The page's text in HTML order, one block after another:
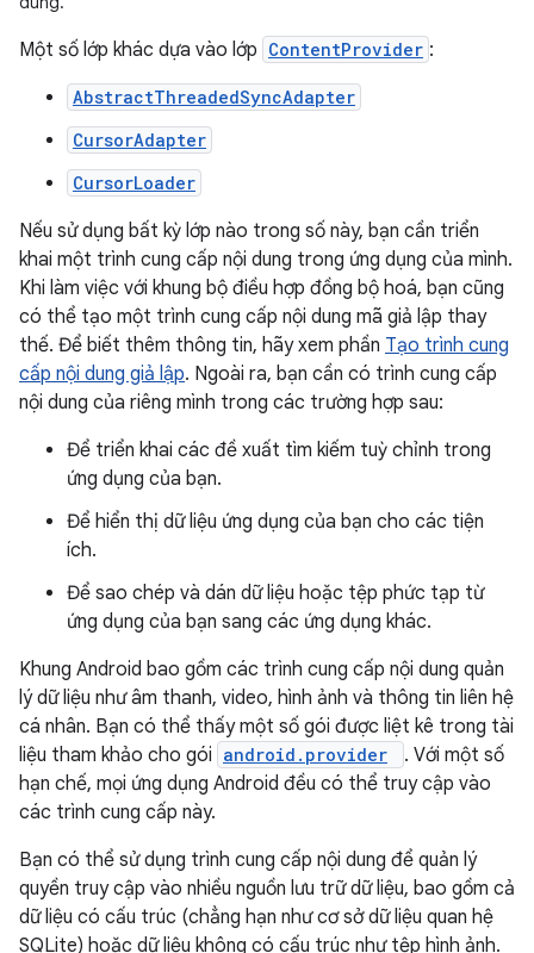
Một số lớp khác dựa vào lớp ContentProvider :
AbstractThreadedSyncAdapter
CursorAdapter
CursorLoader
Nếu sử dụng bất kỳ lớp nào trong số này, bạn cần triển
khai một trình cung cấp nội dung trong ứng dụng của mình.
Khi làm việc với khung bộ điều hợp đồng bộ hoá, bạn cũng
có thể tạo một trình cung cấp nội dung mã giả lập thay
thế. Để biết thêm thông tin, hãy xem phần Tạo trình cung
cấp nội dung giả lập. Ngoài ra, bạn cần có trình cung cấp
nội dung của riêng mình trong các trường hợp sau:
Để triển khai các đề xuất tìm kiếm tuỳ chỉnh trong
ứng dụng của bạn.
Để hiển thị dữ liệu ứng dụng của bạn cho các tiện
ích.
Để sao chép và dán dữ liệu hoặc tệp phức tạp từ
ứng dụng của bạn sang các ứng dụng khác.
Khung Android bao gồm các trình cung cấp nội dung quản
lý dữ liệu như âm thanh, video, hình ảnh và thông tin liên hệ
cá nhân. Bạn có thể thấy một số gói được liệt kê trong tài
liệu tham khảo cho gói android.provider
. Với một số
hạn chế, mọi ứng dụng Android đều có thể truy cập vào
các trình cung cấp này.
Bạn có thể sử dụng trình cung cấp nội dung để quản lý
quyền truy cập vào nhiều nguồn lưu trữ dữ liệu, bao gồm cả
dữ liệu có cấu trúc (chẳng hạn như cơ sở dữ liệu quan hệ
SQLite) hoặc dữ liệu không có cấu trúc như tệp hình ảnh.